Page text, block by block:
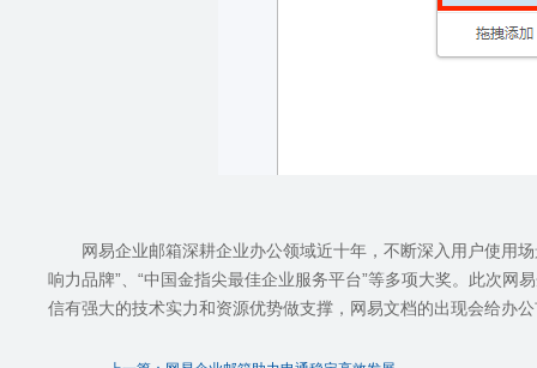
网易企业邮箱深耕企业办公领域近十年，不断深入用户使用
响力品牌” “中国金指尖最佳企业服务平台”等多项大奖。此次网
信有强大的技术实力和资源优势做支撑，网易文档的出现会给办